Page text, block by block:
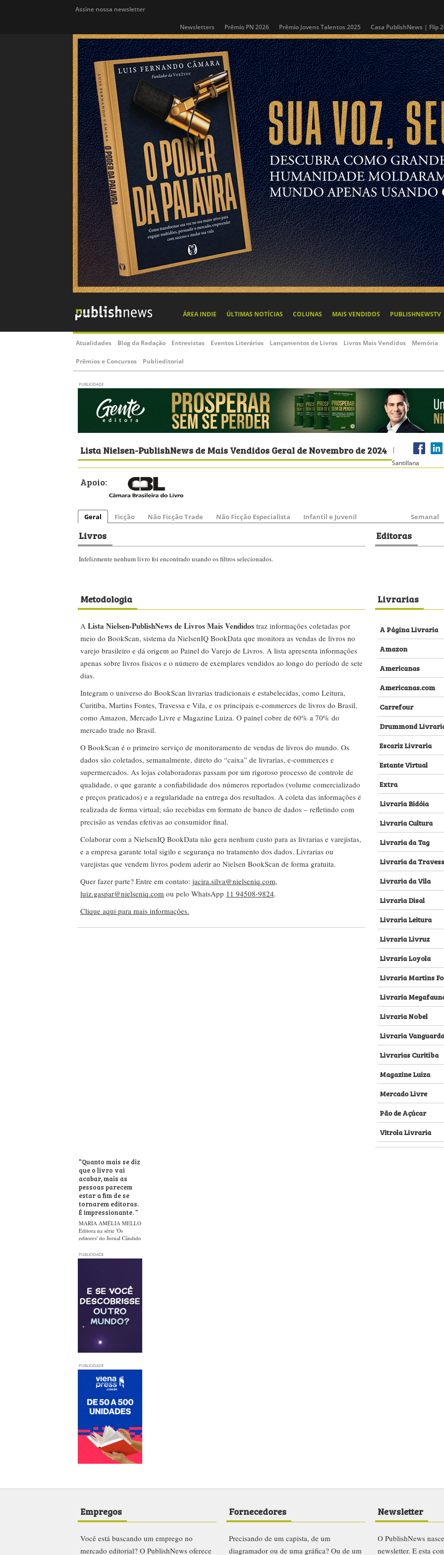
Assine nossa newsletter
Newsletters Prêmio PN 2026 Prêmio Jovens Talentos 2025 Casa PublishNews | Flip
ÁREA INDIE ÚLTIMAS NOTÍCIAS COLUNAS MAIS VENDIDOS PUBLISHNEWSTV
Atualidades Blog da Redação Entrevistas Eventos Literários Lançamentos de Livros Livros Mais Vendidos Memória
Prêmios e Concursos Publieditorial
PUBLICIDADE
Lista Nielsen-PublishNews de Mais Vendidos Geral de Novembro de 2024
|
Santillana
Apoio:
Geral Ficção Não Ficção Trade Não Ficção Especialista Infantil e Juvenil Semanal
Livros
Infelizmente nenhum livro foi encontrado usando os filtros selecionados.
Editoras
Metodologia
A Lista Nielsen-PublishNews de Livros Mais Vendidos traz informações coletadas por
meio do BookScan, sistema da NielsenIQ BookData que monitora as vendas de livros no
varejo brasileiro e dá origem ao Painel do Varejo de Livros. A lista apresenta informações
apenas sobre livros físicos e o número de exemplares vendidos ao longo do período de sete
dias.
Integram o universo do BookScan livrarias tradicionais e estabelecidas, como Leitura,
Curitiba, Martins Fontes, Travessa e Vila, e os principais e-commerces de livros do Brasil,
como Amazon, Mercado Livre e Magazine Luiza. O painel cobre de 60% a 70% do
mercado trade no Brasil.
O BookScan é o primeiro serviço de monitoramento de vendas de livros do mundo. Os
dados são coletados, semanalmente, direto do “caixa” de livrarias, e-commerces e
supermercados. As lojas colaboradoras passam por um rigoroso processo de controle de
qualidade, o que garante a confiabilidade dos números reportados (volume comercializado
e preços praticados) e a regularidade na entrega dos resultados. A coleta das informações é
realizada de forma virtual; são recebidas em formato de banco de dados – refletindo com
precisão as vendas efetivas ao consumidor final.
Colaborar com a NielsenIQ BookData não gera nenhum custo para as livrarias e varejistas,
e a empresa garante total sigilo e segurança no tratamento dos dados. Livrarias ou
varejistas que vendem livros podem aderir ao Nielsen BookScan de forma gratuita.
Quer fazer parte? Entre em contato: jacira.silva@nielseniq.com,
luiz.gaspar@nielseniq.com ou pelo WhatsApp 11 94508-9824.
Clique aqui para mais informações.
Livrarias
A Página Livraria
Amazon
Americanas
Americanas.com
Carrefour
Drummond
Escariz Livraria
Estante Virtual
Extra
Livraria Bidóia
Livraria Cultura
Livraria da Tag
Livraria da
Livraria da Vila
Livraria Disal
Livraria Leitura
Livraria Livruz
Livraria Loyola
Livraria Martins
Livraria
Livraria Nobel
Livraria Vanguarda
Livrarias Curitiba
Magazine Luiza
Mercado Livre
Pão de Açúcar
Vitrola Livraria
“Quanto mais se diz
que o livro vai
acabar, mais as
pessoas parecem
estar a fim de se
tornarem editoras.
É impressionante.”
MARIA AMÉLIA MELLO
Editora na série 'Os
editores' do Jornal Cândido
PUBLICIDADE
PUBLICIDADE
Empregos
Você está buscando um emprego no
mercado editorial? O PublishNews oferece
Fornecedores
Precisando de um capista, de um
diagramador ou de uma gráfica? Ou de um
Newsletter
O PublishNews
newsletter. E esta